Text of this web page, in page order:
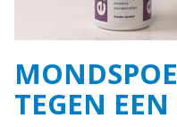
TEGEN